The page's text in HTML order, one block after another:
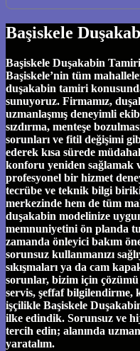
Başiskele
Başiskele Duşakabin
Başiskele’nin tüm
duşakabin tamiri
sunuyoruz. Firmamız,
uzmanlaşmış deneyimli
sızdırma, menteşe
sorunları ve fitil değişimi
ederek kısa sürede
konforu yeniden sağlamak
profesyonel bir hizmet
tecrübe ve teknik bilgi
merkezinde hem de tüm
duşakabin modelinize
memnuniyetini ön planda
zamanda önleyici bakım
sorunsuz kullanmanızı
sıkışmaları ya da cam
sorunlar, bizim için çözümü
servis, şeffaf bilgilendirme,
işçilikle Başiskele
ilke edindik. Sorunsuz ve
tercih edin; alanında
yaratalım.